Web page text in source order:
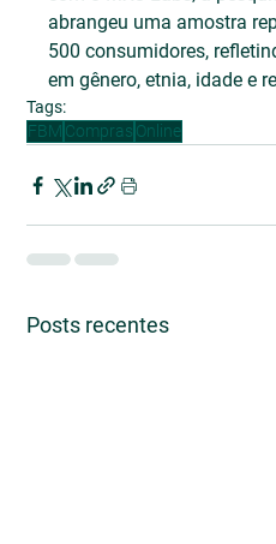
abrangeu uma amostra
500 consumidores,
em gênero, etnia, idade e
Tags:
FBM Compras Online
Posts recentes